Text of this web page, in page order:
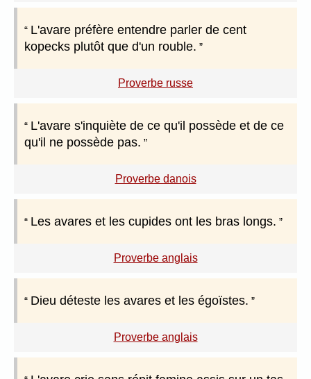
L'avare préfère entendre parler de cent
kopecks plutôt que d'un rouble.
Proverbe russe
L'avare s'inquiète de ce qu'il possède et de ce
qu'il ne possède pas.
Proverbe danois
Les avares et les cupides ont les bras longs.
Proverbe anglais
Dieu déteste les avares et les égoïstes.
Proverbe anglais